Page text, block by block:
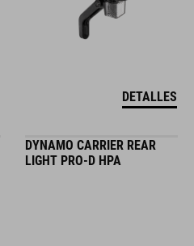
DETALLES
DYNAMO CARRIER REAR
LIGHT PRO-D HPA